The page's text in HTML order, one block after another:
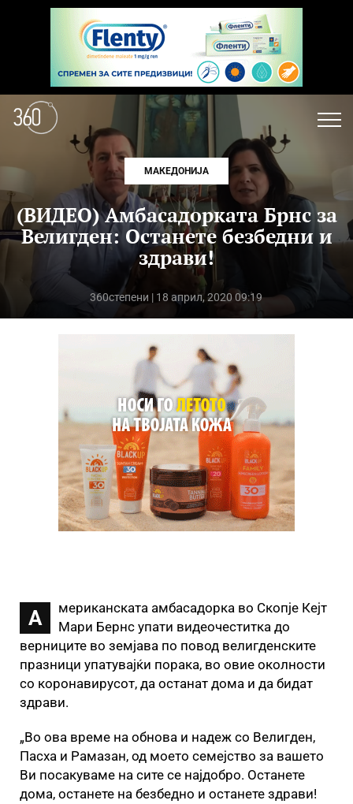
МАКЕДОНИЈА
(ВИДЕО) Амбасадорката Брнс за
Велигден: Останете безбедни и
здрави!
360степени | 18 април, 2020 09:19
А
мериканската амбасадорка во Скопје Кејт
Мари Бернс упати видеочеститка до
верниците во земјава по повод велигденските
празници упатувајќи порака, во овие околности
со коронавирусот, да останат дома и да бидат
здрави.
„Во ова време на обнова и надеж со Велигден,
Пасха и Рамазан, од моето семејство за вашето
Ви посакуваме на сите се најдобро. Останете
дома, останете на безбедно и останете здрави!